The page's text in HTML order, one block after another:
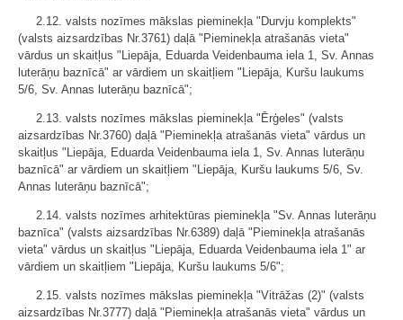
2.12. valsts nozīmes mākslas pieminekļa "Durvju komplekts"
(valsts aizsardzības Nr.3761) daļā "Pieminekļa atrašanās vieta"
vārdus un skaitļus "Liepāja, Eduarda Veidenbauma iela 1, Sv. Annas
luterāņu baznīcā" ar vārdiem un skaitļiem "Liepāja, Kuršu laukums
5/6, Sv. Annas luterāņu baznīcā";
2.13. valsts nozīmes mākslas pieminekļa "Ērģeles" (valsts
aizsardzības Nr.3760) daļā "Pieminekļa atrašanās vieta" vārdus un
skaitļus "Liepāja, Eduarda Veidenbauma iela 1, Sv. Annas luterāņu
baznīcā" ar vārdiem un skaitļiem "Liepāja, Kuršu laukums 5/6, Sv.
Annas luterāņu baznīcā";
2.14. valsts nozīmes arhitektūras pieminekļa "Sv. Annas luterāņu
baznīca" (valsts aizsardzības Nr.6389) daļā "Pieminekļa atrašanās
vieta" vārdus un skaitļus "Liepāja, Eduarda Veidenbauma iela 1" ar
vārdiem un skaitļiem "Liepāja, Kuršu laukums 5/6";
2.15. valsts nozīmes mākslas pieminekļa "Vitrāžas (2)" (valsts
aizsardzības Nr.3777) daļā "Pieminekļa atrašanās vieta" vārdus un